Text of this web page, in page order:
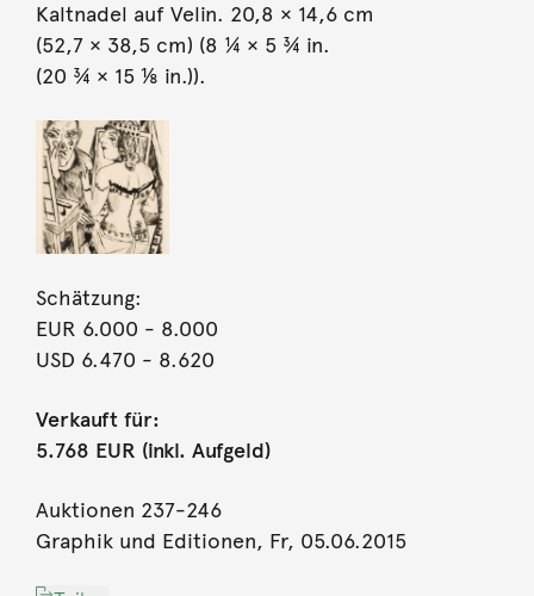
Kaltnadel auf Velin. 20,8 × 14,6 cm
(52,7 × 38,5 cm) (8 ¼ × 5 ¾ in.
(20 ¾ × 15 ⅛ in.)).
Schätzung:
EUR 6.000 - 8.000
USD 6.470 - 8.620
Verkauft für:
5.768 EUR (inkl. Aufgeld)
Auktionen 237-246
Graphik und Editionen, Fr, 05.06.2015